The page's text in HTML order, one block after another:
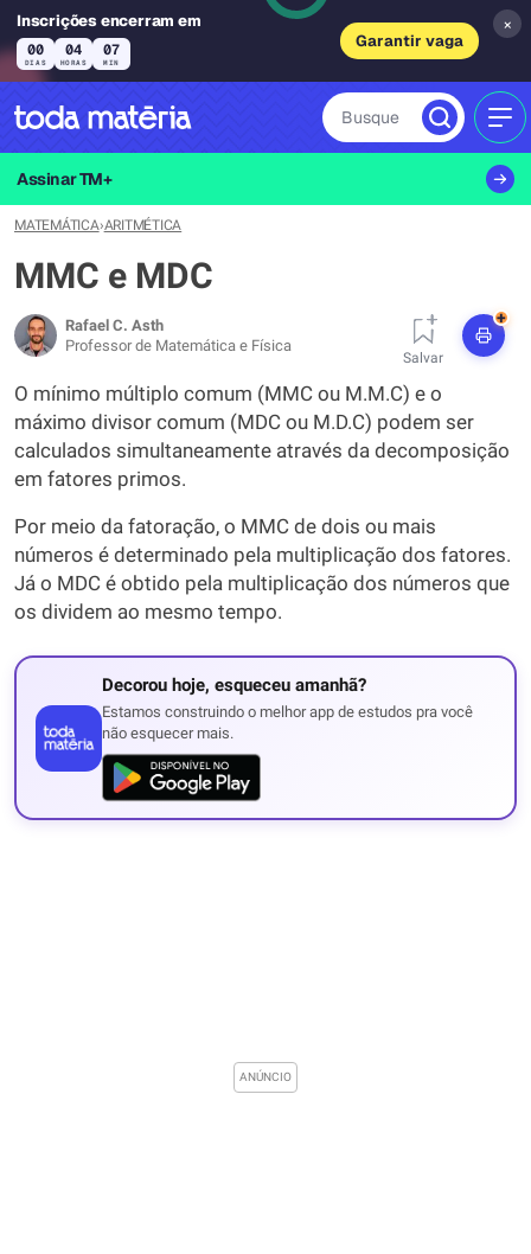
Inscrições encerram em
00
DIAS
04
HORAS
07
MIN
Garantir vaga
×
Busque
Assinar TM+
MATEMÁTICA›ARITMÉTICA
MMC e MDC
Rafael C. Asth
Professor de Matemática e Física
Salvar
+
O mínimo múltiplo comum (MMC ou M.M.C) e o
máximo divisor comum (MDC ou M.D.C) podem ser
calculados simultaneamente através da decomposição
em fatores primos.
Por meio da fatoração, o MMC de dois ou mais
números é determinado pela multiplicação dos fatores.
Já o MDC é obtido pela multiplicação dos números que
os dividem ao mesmo tempo.
Decorou hoje, esqueceu amanhã?
Estamos construindo o melhor app de estudos pra você
não esquecer mais.